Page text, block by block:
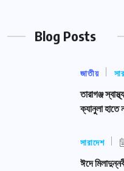
Blog Posts
জাতীয়
তারাগঞ্জ
ক্যানুলা হাতে
সারাদেশ
ঈদে